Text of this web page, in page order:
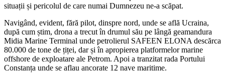
situații și pericolul de care numai Dumnezeu ne-a scăpat.
Navigând, evident, fără pilot, dinspre nord, unde se află Ucraina,
după cum știm, drona a trecut în drumul său pe lângă geamandura
Midia Marine Terminal unde petrolierul SAFEEN ELONA descărca
80.000 de tone de țiței, dar și în apropierea platformelor marine
offshore de exploatare ale Petrom. Apoi a tranzitat rada Portului
Constanța unde se aflau ancorate 12 nave maritime.